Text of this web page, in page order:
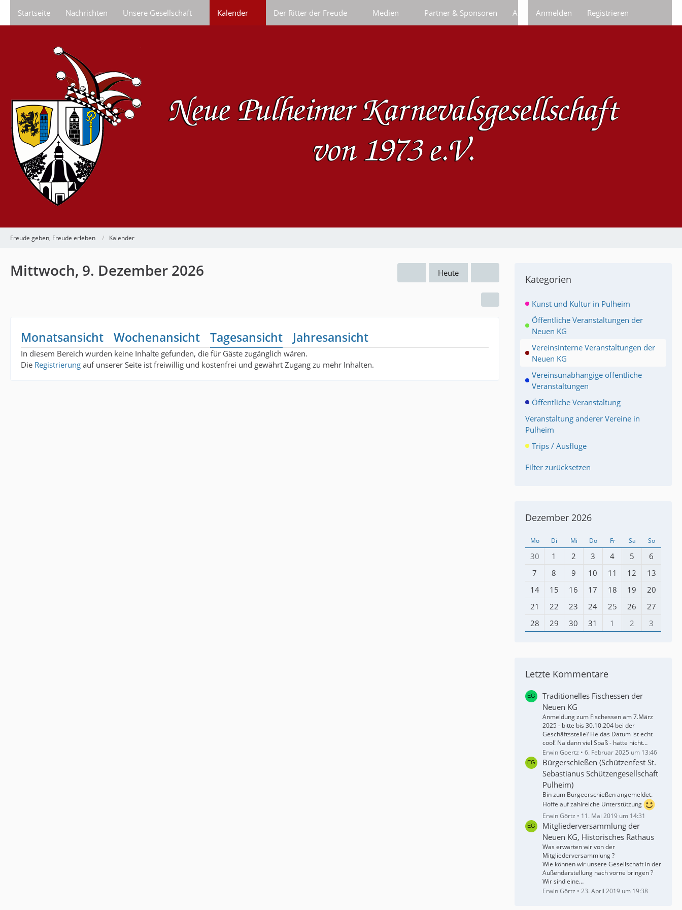
Startseite Nachrichten Unsere Gesellschaft Kalender Der Ritter der Freude Medien Partner & Sponsoren Anfragen/Bestellungen
Anmelden Registrieren
Freude geben, Freude erleben Kalender
Mittwoch, 9. Dezember 2026 Heute
Monatsansicht Wochenansicht Tagesansicht Jahresansicht
In diesem Bereich wurden keine Inhalte gefunden, die für Gäste zugänglich wären.
Die Registrierung auf unserer Seite ist freiwillig und kostenfrei und gewährt Zugang zu mehr Inhalten.
Kategorien
Kunst und Kultur in Pulheim
Öffentliche Veranstaltungen der
Neuen KG
Vereinsinterne Veranstaltungen der
Neuen KG
Vereinsunabhängige öffentliche
Veranstaltungen
Öffentliche Veranstaltung
Veranstaltung anderer Vereine in
Pulheim
Trips / Ausflüge
Filter zurücksetzen
Dezember 2026
Mo Di Mi Do Fr Sa So
30 1 2 3 4 5
6
7
8 9 10 11 12
13
14
15 16 17 18 19
20
21
22 23 24 25 26
27
28
29 30 31 1 2 3
Letzte Kommentare
Traditionelles Fischessen der
Neuen KG
Anmeldung zum Fischessen am 7.März
2025 - bitte bis 30.10.204 bei der
Geschäftsstelle? He das Datum ist echt
cool! Na dann viel Spaß - hatte nicht…
Erwin Goertz
6. Februar 2025 um 13:46
Bürgerschießen (Schützenfest St.
Sebastianus Schützengesellschaft
Pulheim)
Bin zum Bürgeerschießen angemeldet.
Hoffe auf zahlreiche Unterstützung
Erwin Görtz
11. Mai 2019 um 14:31
Mitgliederversammlung der
Neuen KG, Historisches Rathaus
Was erwarten wir von der
Mitgliederversammlung ?
Wie können wir unsere Gesellschaft in der
Außendarstellung nach vorne bringen ?
Wir sind eine…
Erwin Görtz
23. April 2019 um 19:38